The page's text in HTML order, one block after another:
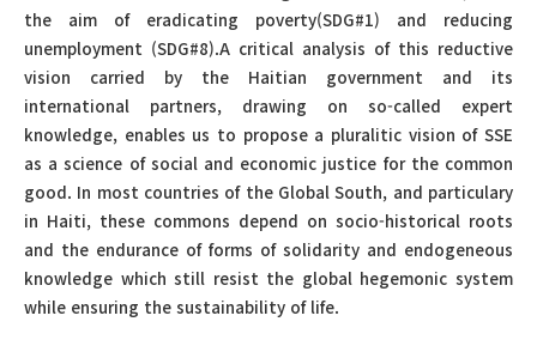
the aim of eradicating poverty(SDG#1) and reducing
unemployment (SDG#8).A critical analysis of this reductive
vision carried by the Haitian government and its
international partners, drawing on so-called expert
knowledge, enables us to propose a pluralitic vision of SSE
as a science of social and economic justice for the common
good. In most countries of the Global South, and particulary
in Haiti, these commons depend on socio-historical roots
and the endurance of forms of solidarity and endogeneous
knowledge which still resist the global hegemonic system
while ensuring the sustainability of life.